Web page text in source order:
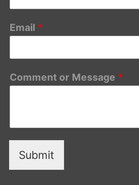
Email *
Comment or Message *
Submit